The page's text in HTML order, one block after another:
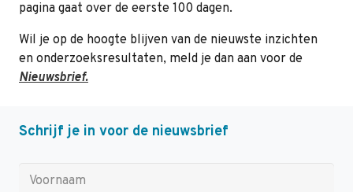
pagina gaat over de eerste 100 dagen.
Wil je op de hoogte blijven van de nieuwste inzichten
en onderzoeksresultaten, meld je dan aan voor de
Nieuwsbrief.
Schrijf je in voor de nieuwsbrief